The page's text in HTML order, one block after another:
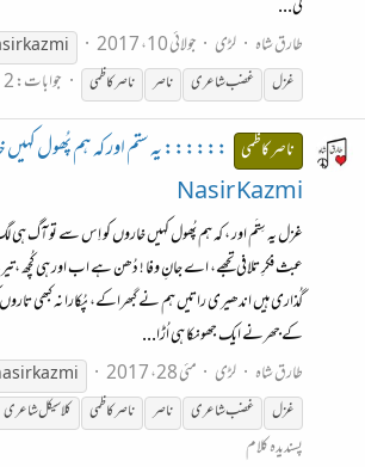
گی...
طارق شاہ
لڑی جولائی 10، 2017 kazmi
غزل
غضب شاعری ناصر ناصرکاظمی جوابات: 2
ناصر کاظمی :::::: یہ ستم اور کہ ہم پُھول
Nasir Kazmi
غزل یہ سِتَم اور ، کہ ہم پُھول کہیں خاروں کو اِس سے تو آگ
عبث فکرِ تلافی تجھے، اے جانِ وفا ! دُھن ہے اب اور ہی کُچھ
گُذاری ہیں اندھیری راتیں ہم نے گبھراکے، پُکارا نہ کبھی
کے جھرنے ایک جھونکا ہی اُڑا...
طارق شاہ
لڑی مئی 28، 2017 kazmi
غزل
غضب شاعری ناصر ناصرکاظمی کلاسیکل شاعری
پسندیدہ کلام